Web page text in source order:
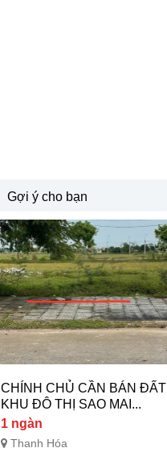
Gợi ý cho bạn
CHÍNH CHỦ CẦN BÁN ĐẤT
KHU ĐÔ THỊ SAO MAI...
1 ngàn
Thanh Hóa